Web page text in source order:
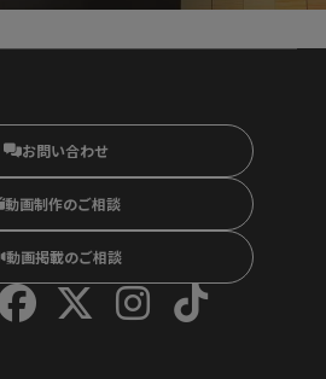
お問い合わせ
動画制作のご相談
動画掲載のご相談